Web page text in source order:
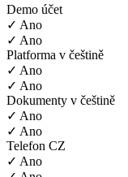
Demo účet
✓ Ano
✓ Ano
Platforma v češtině
✓ Ano
✓ Ano
Dokumenty v češtině
✓ Ano
✓ Ano
Telefon CZ
✓ Ano